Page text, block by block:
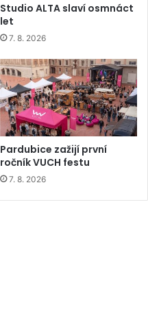
Studio ALTA slaví osmnáct
let
7. 8. 2026
Pardubice zažijí první
ročník VUCH festu
7. 8. 2026